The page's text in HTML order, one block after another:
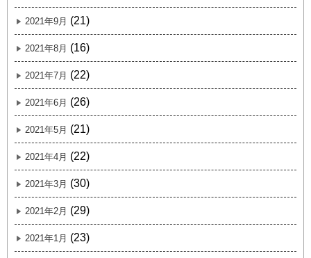
2021年9月 (21)
2021年8月 (16)
2021年7月 (22)
2021年6月 (26)
2021年5月 (21)
2021年4月 (22)
2021年3月 (30)
2021年2月 (29)
2021年1月 (23)